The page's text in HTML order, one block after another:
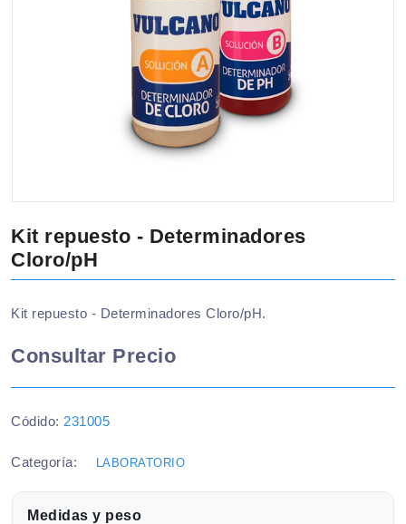
Kit repuesto - Determinadores
Cloro/pH
Kit repuesto - Determinadores Cloro/pH.
Consultar Precio
Códido: 231005
Categoría: LABORATORIO
Medidas y peso